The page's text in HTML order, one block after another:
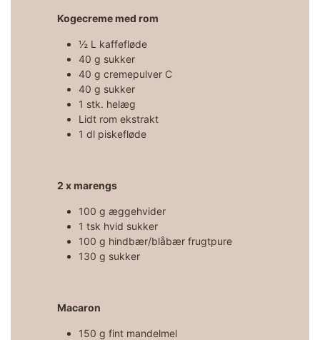
Kogecreme med rom
½ L kaffefløde
40 g sukker
40 g cremepulver C
40 g sukker
1 stk. helæg
Lidt rom ekstrakt
1 dl piskefløde
2 x marengs
100 g æggehvider
1 tsk hvid sukker
100 g hindbær/blåbær frugtpure
130 g sukker
Macaron
150 g fint mandelmel